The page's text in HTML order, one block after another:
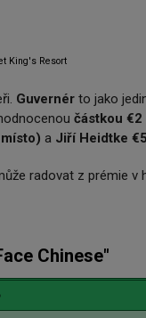
King's Resort
Guvernér to jako
částkou €2
a Jiří Heidtke
radovat z prémie v
Chinese"